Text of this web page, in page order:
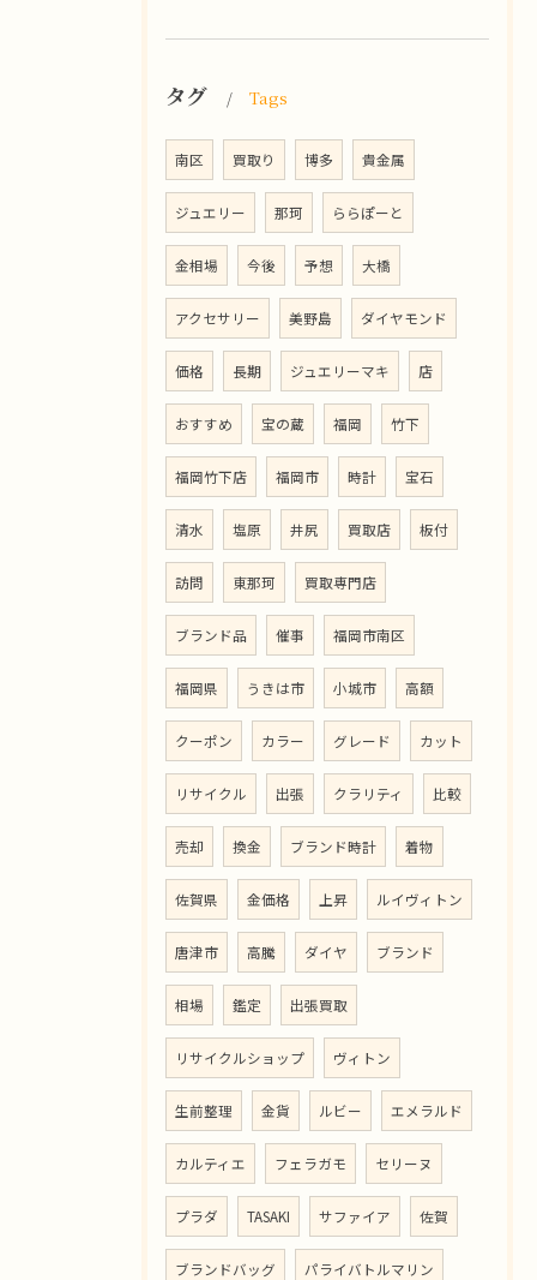
タグ Tags
南区 買取り 博多 貴金属
ジュエリー 那珂 ららぽーと
金相場 今後 予想 大橋
アクセサリー 美野島 ダイヤモンド
価格 長期 ジュエリーマキ 店
おすすめ 宝の蔵 福岡 竹下
福岡竹下店 福岡市 時計 宝石
清水 塩原 井尻 買取店 板付
訪問 東那珂 買取専門店
ブランド品 催事 福岡市南区
福岡県 うきは市 小城市 高額
クーポン カラー グレード カット
リサイクル 出張 クラリティ 比較
売却 換金 ブランド時計 着物
佐賀県 金価格 上昇 ルイヴィトン
唐津市 高騰 ダイヤ ブランド
相場 鑑定 出張買取
リサイクルショップ ヴィトン
生前整理 金貨 ルビー エメラルド
カルティエ フェラガモ セリーヌ
プラダ TASAKI サファイア 佐賀
ブランドバッグ パライバトルマリン